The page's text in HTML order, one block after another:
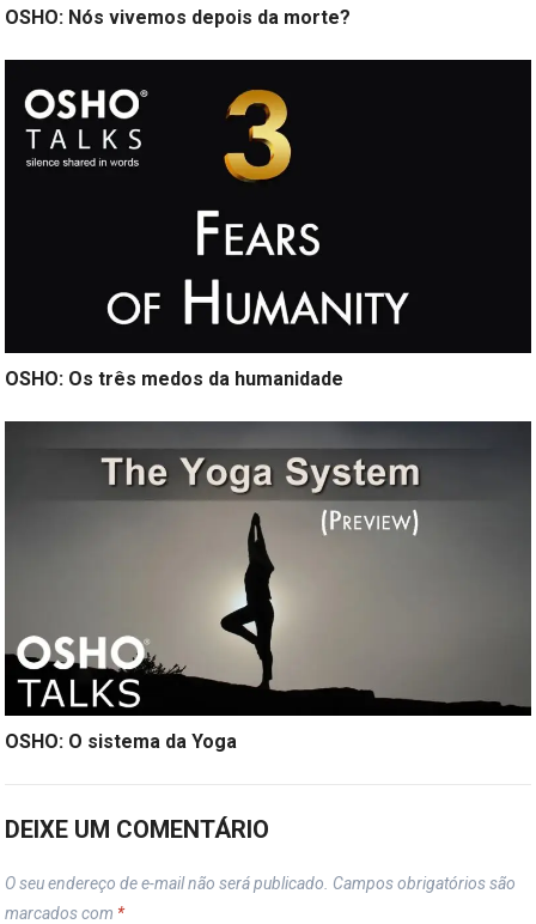
OSHO: Nós vivemos depois da morte?
OSHO: Os três medos da humanidade
OSHO: O sistema da Yoga
DEIXE UM COMENTÁRIO
O seu endereço de e-mail não será publicado. Campos obrigatórios são
marcados com *